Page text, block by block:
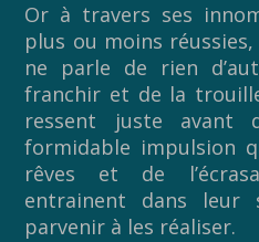
Or à travers ses
plus ou moins
ne parle de rien
franchir et de la
ressent juste
formidable impulsion
rêves et de
entrainent dans leur
parvenir à les réaliser.